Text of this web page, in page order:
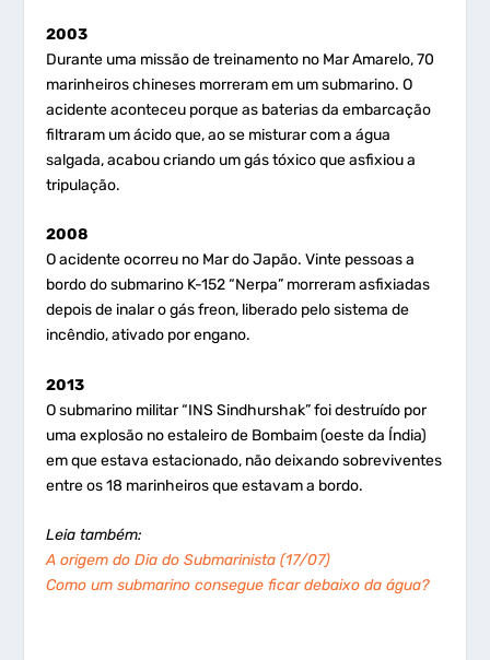
2003
Durante uma missão de treinamento no Mar Amarelo, 70
marinheiros chineses morreram em um submarino. O
acidente aconteceu porque as baterias da embarcação
filtraram um ácido que, ao se misturar com a água
salgada, acabou criando um gás tóxico que asfixiou a
tripulação.
2008
O acidente ocorreu no Mar do Japão. Vinte pessoas a
bordo do submarino K-152 “Nerpa” morreram asfixiadas
depois de inalar o gás freon, liberado pelo sistema de
incêndio, ativado por engano.
2013
O submarino militar “INS Sindhurshak” foi destruído por
uma explosão no estaleiro de Bombaim (oeste da Índia)
em que estava estacionado, não deixando sobreviventes
entre os 18 marinheiros que estavam a bordo.
Leia também:
A origem do Dia do Submarinista (17/07)
Como um submarino consegue ficar debaixo da água?